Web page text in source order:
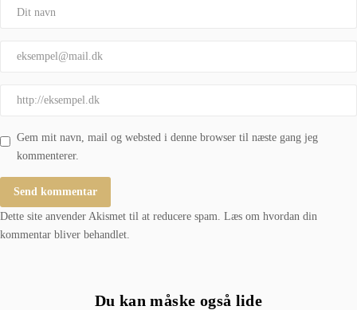
Gem mit navn, mail og websted i denne browser til næste gang jeg
kommenterer.
Dette site anvender Akismet til at reducere spam. Læs om hvordan din
kommentar bliver behandlet
Du kan måske også lide